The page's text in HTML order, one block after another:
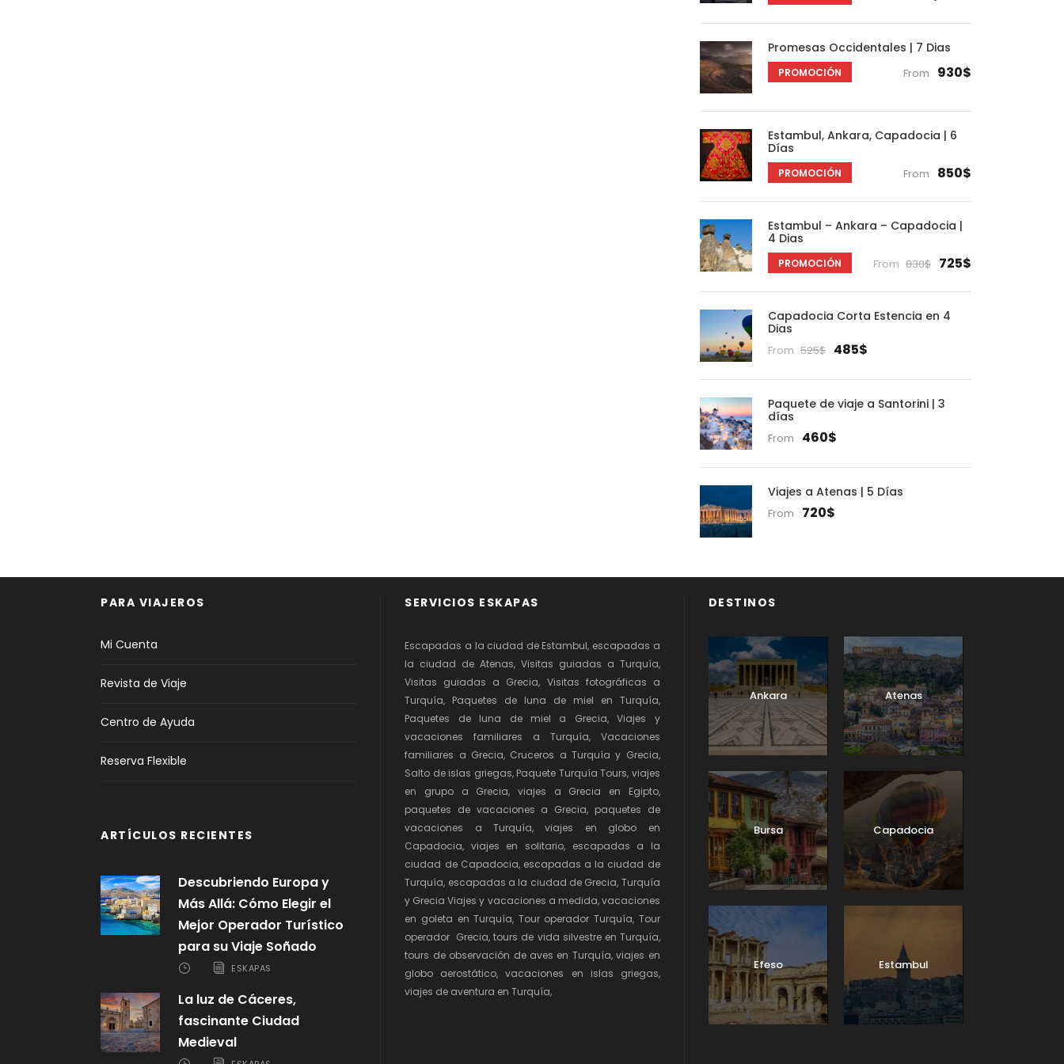
Promesas Occidentales | 7 Dias
PROMOCIÓN From 930$
Estambul, Ankara, Capadocia | 6
Días
PROMOCIÓN From 850$
Estambul – Ankara – Capadocia |
4 Dias
PROMOCIÓN From 830$ 725$
Capadocia Corta Estencia en 4
Dias
From 525$ 485$
Paquete de viaje a Santorini | 3
días
From 460$
Viajes a Atenas | 5 Días
From 720$
PARA VIAJEROS
Mi Cuenta
Revista de Viaje
Centro de Ayuda
Reserva Flexible
ARTÍCULOS RECIENTES
Descubriendo Europa y
Más Allá: Cómo Elegir el
Mejor Operador Turístico
para su Viaje Soñado
ESKAPAS
La luz de Cáceres,
fascinante Ciudad
Medieval
SERVICIOS ESKAPAS
Escapadas a la ciudad de Estambul, escapadas a
la ciudad de Atenas, Visitas guiadas a Turquía,
Visitas guiadas a Grecia, Visitas fotográficas a
Turquía, Paquetes de luna de miel en Turquía,
Paquetes de luna de miel a Grecia, Viajes y
vacaciones familiares a Turquía, Vacaciones
familiares a Grecia, Cruceros a Turquía y Grecia,
Salto de islas griegas, Paquete Turquía Tours, viajes
en grupo a Grecia, viajes a Grecia en Egipto,
paquetes de vacaciones a Grecia, paquetes de
vacaciones a Turquía, viajes en globo en
Capadocia, viajes en solitario, escapadas a la
ciudad de Capadocia, escapadas a la ciudad de
Turquía, escapadas a la ciudad de Grecia, Turquía
y Grecia Viajes y vacaciones a medida, vacaciones
en goleta en Turquía, Tour operador Turquía, Tour
operador Grecia, tours de vida silvestre en Turquía,
tours de observación de aves en Turquía, viajes en
globo aerostático, vacaciones en islas griegas,
viajes de aventura en Turquía,
DESTINOS
Ankara Atenas
Bursa Capadocia
Efeso Estambul